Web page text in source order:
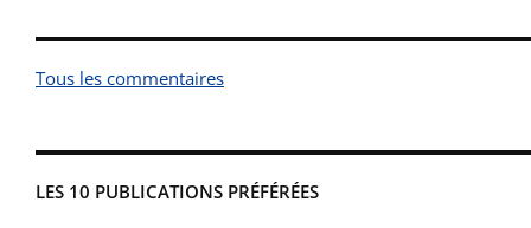
Tous les commentaires
LES 10 PUBLICATIONS PRÉFÉRÉES